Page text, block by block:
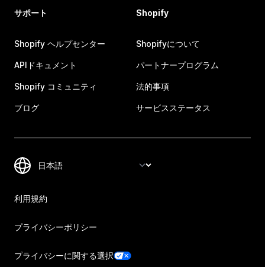
サポート
Shopify ヘルプセンター
APIドキュメント
Shopify コミュニティ
ブログ
Shopify
Shopifyについて
パートナープログラム
法的事項
サービスステータス
利用規約
プライバシーポリシー
プライバシーに関する選択